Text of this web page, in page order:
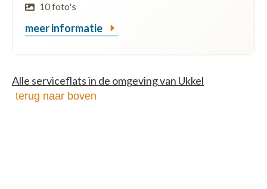
10 foto's
meer informatie
Alle serviceflats in de omgeving van Ukkel
terug naar boven